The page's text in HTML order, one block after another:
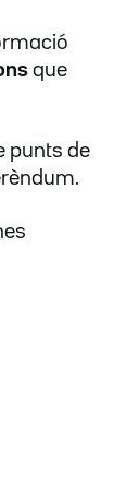
que
punts de